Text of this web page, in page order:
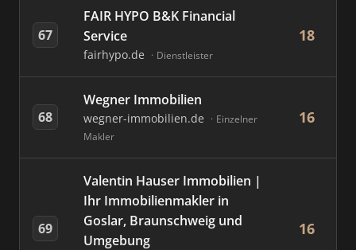
67
FAIR HYPO B&K Financial
Service
fairhypo.de Dienstleister
18
68
Wegner Immobilien
wegner-immobilien.de
Einzelner
Makler
16
69
Valentin Hauser Immobilien |
Ihr Immobilienmakler in
Goslar, Braunschweig und
Umgebung
16